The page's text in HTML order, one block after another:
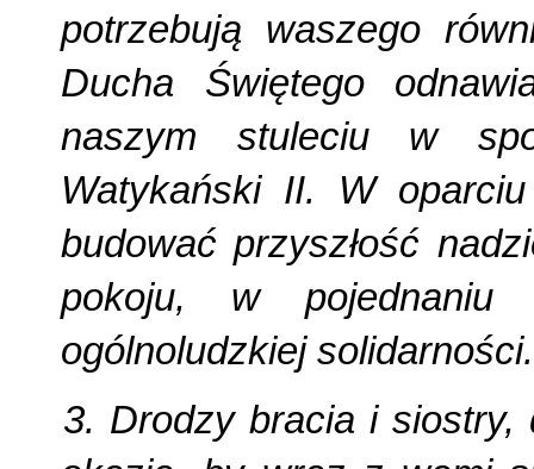
potrzebują waszego
Ducha Świętego
naszym stuleciu w
Watykański II. W
budować przyszłość
pokoju, w
ogólnoludzkiej solidarności.
3. Drodzy bracia i siostry,